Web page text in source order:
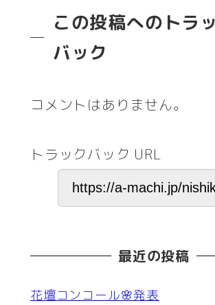
この投稿へのトラ
バック
コメントはありません。
トラックバック URL
最近の投稿
花壇コンコール🌸発表